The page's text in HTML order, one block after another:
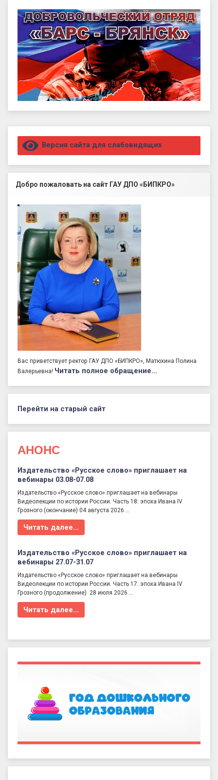
Правый сайдбар
Версия сайта для слабовидящих
Добро пожаловать на сайт ГАУ ДПО «БИПКРО»
Вас приветствует ректор ГАУ ДПО «БИПКРО», Матюхина Полина
Валерьевна! Читать полное обращение…
Перейти на старый сайт
АНОНС
Издательство «Русское слово» приглашает на
вебинары 03.08-07.08
Издательство «Русское слово» приглашает на вебинары
Видеолекции по истории России. Часть 18: эпоха Ивана IV
Грозного (окончание) 04 августа 2026 …
Читать далее…
Издательство «Русское слово» приглашает на
вебинары 27.07-31.07
Издательство «Русское слово» приглашает на вебинары
Видеолекции по истории России. Часть 17: эпоха Ивана IV
Грозного (продолжение) 28 июля 2026 …
Читать далее…